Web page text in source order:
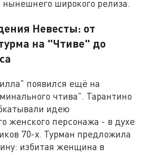
широкого релиза.
Невесты: от
на "Чтиве" до
появился ещё на
чтива". Тарантино
идею
женского персонажа - в духе
70-х. Турман предложила
избитая женщина в